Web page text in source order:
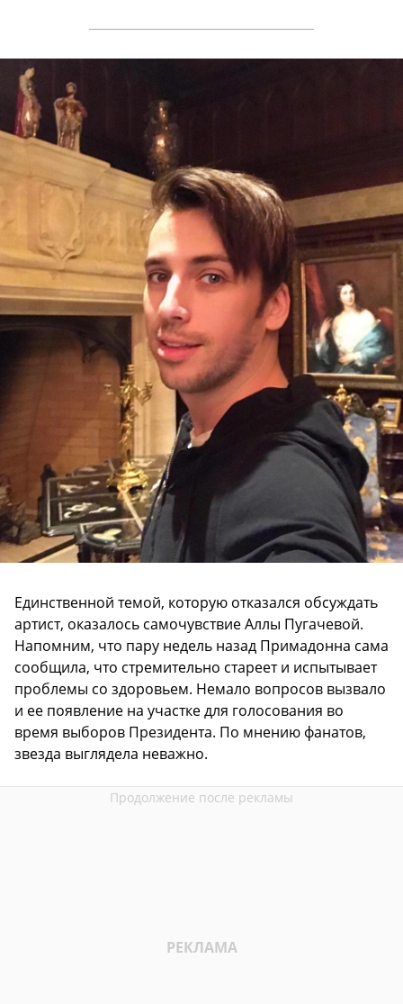
Единственной темой, которую отказался обсуждать
артист, оказалось самочувствие Аллы Пугачевой.
Напомним, что пару недель назад Примадонна сама
сообщила, что стремительно стареет и испытывает
проблемы со здоровьем. Немало вопросов вызвало
и ее появление на участке для голосования во
время выборов Президента. По мнению фанатов,
звезда выглядела неважно.